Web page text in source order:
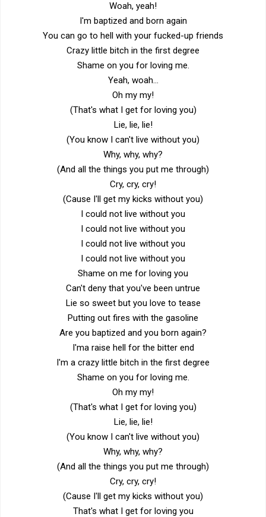
Woah, yeah!
I'm baptized and born again
You can go to hell with your fucked-up friends
Crazy little bitch in the first degree
Shame on you for loving me.
Yeah, woah...
Oh my my!
(That's what I get for loving you)
Lie, lie, lie!
(You know I can't live without you)
Why, why, why?
(And all the things you put me through)
Cry, cry, cry!
(Cause I'll get my kicks without you)
I could not live without you
I could not live without you
I could not live without you
I could not live without you
Shame on me for loving you
Can't deny that you've been untrue
Lie so sweet but you love to tease
Putting out fires with the gasoline
Are you baptized and you born again?
I'ma raise hell for the bitter end
I'm a crazy little bitch in the first degree
Shame on you for loving me.
Oh my my!
(That's what I get for loving you)
Lie, lie, lie!
(You know I can't live without you)
Why, why, why?
(And all the things you put me through)
Cry, cry, cry!
(Cause I'll get my kicks without you)
That's what I get for loving you